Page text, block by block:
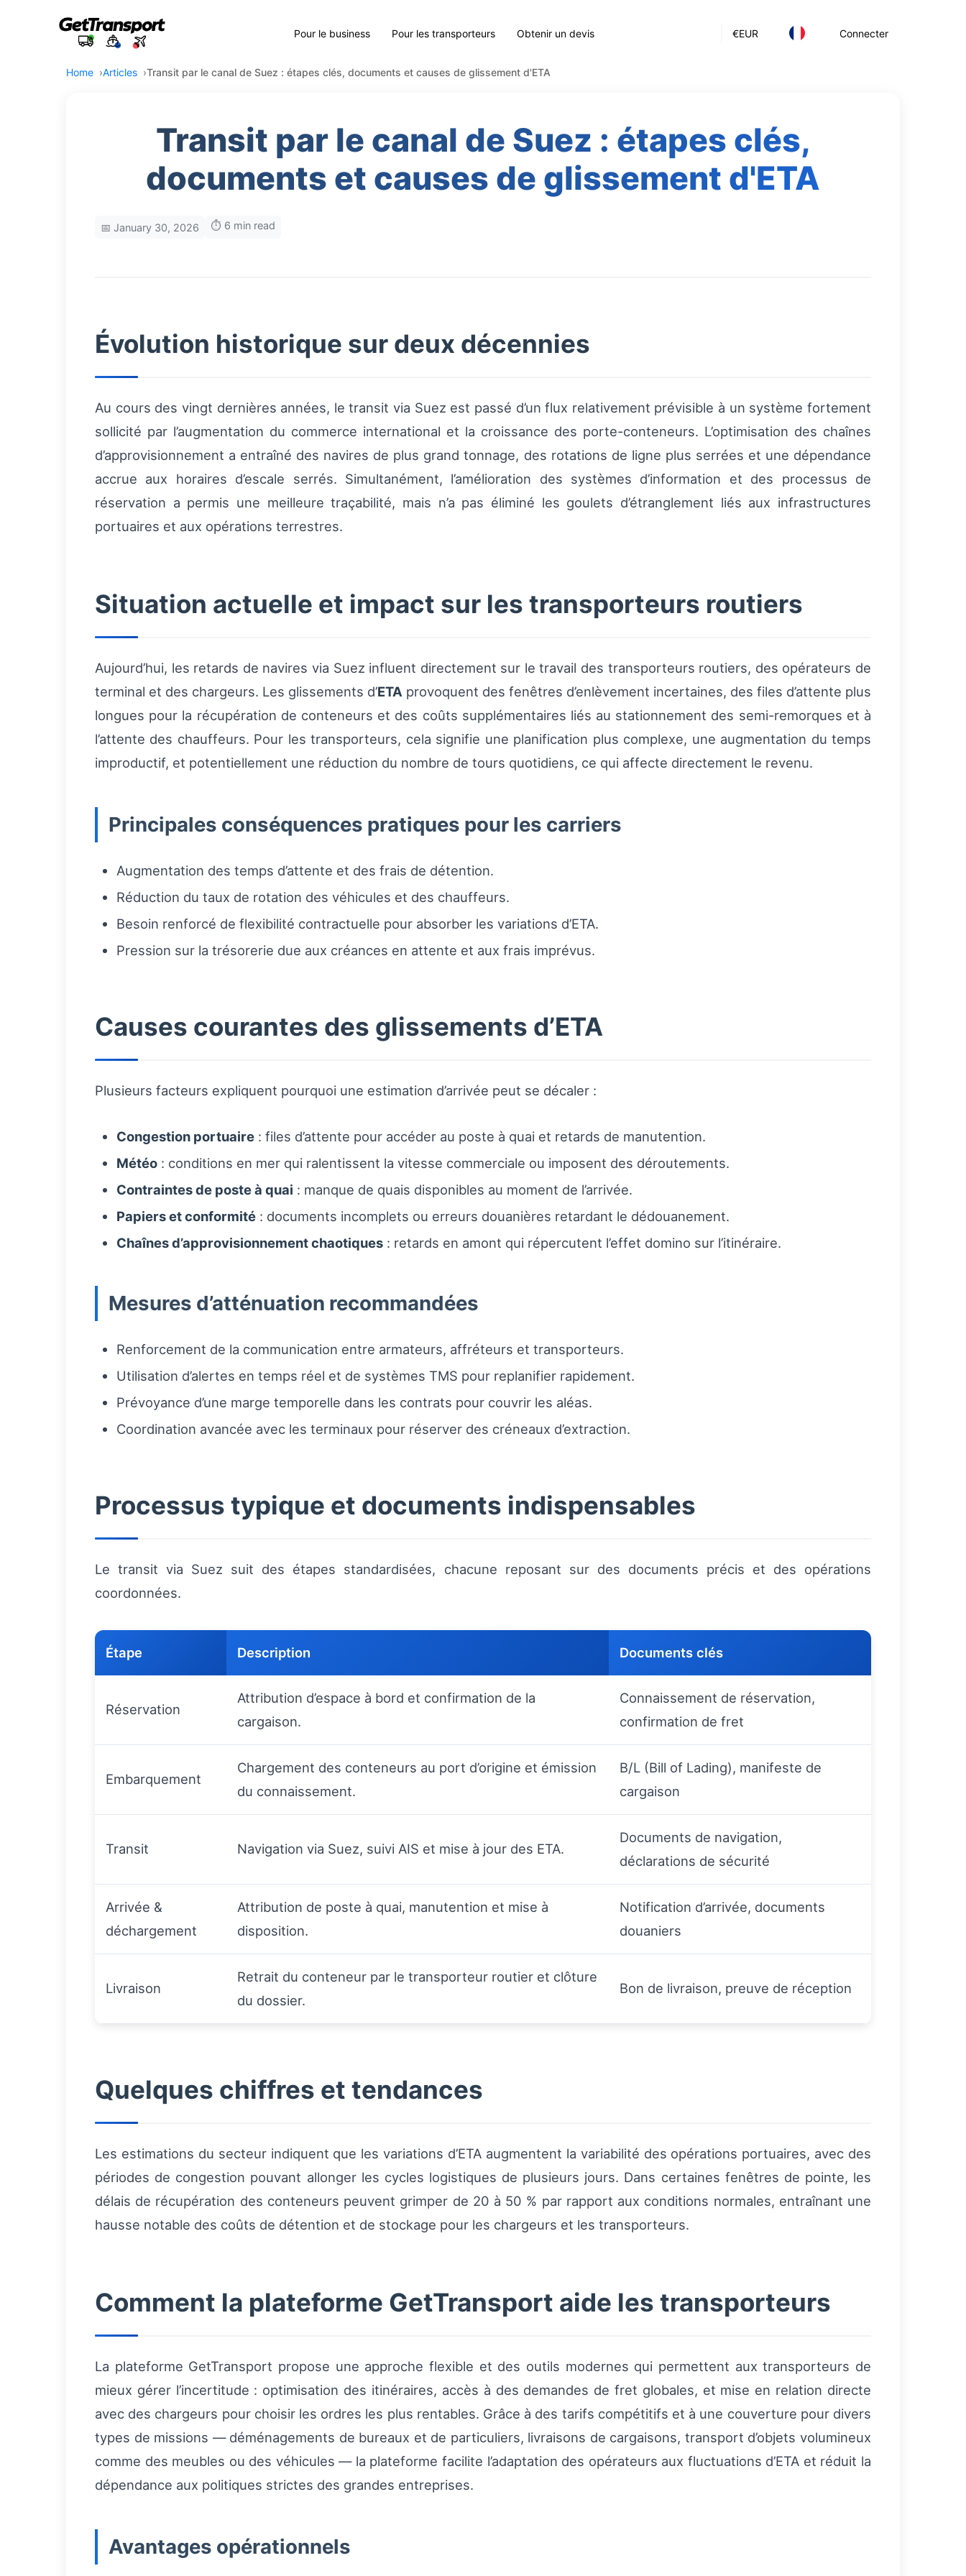
€EUR Connecter
Pour le business Pour les transporteurs Obtenir un devis
Home Articles Transit par le canal de Suez : étapes clés, documents et causes de glissement d'ETA
Transit par le canal de Suez : étapes clés,
documents et causes de glissement d'ETA
📅 January 30, 2026 ⏱️ 6 min read
Évolution historique sur deux décennies
Au cours des vingt dernières années, le transit via Suez est passé d’un flux relativement prévisible à un système fortement
sollicité par l’augmentation du commerce international et la croissance des porte-conteneurs. L’optimisation des chaînes
d’approvisionnement a entraîné des navires de plus grand tonnage, des rotations de ligne plus serrées et une dépendance
accrue aux horaires d’escale serrés. Simultanément, l’amélioration des systèmes d’information et des processus de
réservation a permis une meilleure traçabilité, mais n’a pas éliminé les goulets d’étranglement liés aux infrastructures
portuaires et aux opérations terrestres.
Situation actuelle et impact sur les transporteurs routiers
Aujourd’hui, les retards de navires via Suez influent directement sur le travail des transporteurs routiers, des opérateurs de
terminal et des chargeurs. Les glissements d’ETA provoquent des fenêtres d’enlèvement incertaines, des files d’attente plus
longues pour la récupération de conteneurs et des coûts supplémentaires liés au stationnement des semi-remorques et à
l’attente des chauffeurs. Pour les transporteurs, cela signifie une planification plus complexe, une augmentation du temps
improductif, et potentiellement une réduction du nombre de tours quotidiens, ce qui affecte directement le revenu.
Principales conséquences pratiques pour les carriers
Augmentation des temps d’attente et des frais de détention.
Réduction du taux de rotation des véhicules et des chauffeurs.
Besoin renforcé de flexibilité contractuelle pour absorber les variations d’ETA.
Pression sur la trésorerie due aux créances en attente et aux frais imprévus.
Causes courantes des glissements d’ETA
Plusieurs facteurs expliquent pourquoi une estimation d’arrivée peut se décaler :
Congestion portuaire : files d’attente pour accéder au poste à quai et retards de manutention.
Météo : conditions en mer qui ralentissent la vitesse commerciale ou imposent des déroutements.
Contraintes de poste à quai : manque de quais disponibles au moment de l’arrivée.
Papiers et conformité : documents incomplets ou erreurs douanières retardant le dédouanement.
Chaînes d’approvisionnement chaotiques : retards en amont qui répercutent l’effet domino sur l’itinéraire.
Mesures d’atténuation recommandées
Renforcement de la communication entre armateurs, affréteurs et transporteurs.
Utilisation d’alertes en temps réel et de systèmes TMS pour replanifier rapidement.
Prévoyance d’une marge temporelle dans les contrats pour couvrir les aléas.
Coordination avancée avec les terminaux pour réserver des créneaux d’extraction.
Processus typique et documents indispensables
Le transit via Suez suit des étapes standardisées, chacune reposant sur des documents précis et des opérations
coordonnées.
Étape Description Documents clés
Réservation
Attribution d’espace à bord et confirmation de la
cargaison.
Connaissement de réservation,
confirmation de fret
Embarquement
Chargement des conteneurs au port d’origine et émission
du connaissement.
B/L (Bill of Lading), manifeste de
cargaison
Transit Navigation via Suez, suivi AIS et mise à jour des ETA.
Documents de navigation,
déclarations de sécurité
Arrivée &
déchargement
Attribution de poste à quai, manutention et mise à
disposition.
Notification d’arrivée, documents
douaniers
Livraison
Retrait du conteneur par le transporteur routier et clôture
du dossier.
Bon de livraison, preuve de réception
Quelques chiffres et tendances
Les estimations du secteur indiquent que les variations d’ETA augmentent la variabilité des opérations portuaires, avec des
périodes de congestion pouvant allonger les cycles logistiques de plusieurs jours. Dans certaines fenêtres de pointe, les
délais de récupération des conteneurs peuvent grimper de 20 à 50 % par rapport aux conditions normales, entraînant une
hausse notable des coûts de détention et de stockage pour les chargeurs et les transporteurs.
Comment la plateforme GetTransport aide les transporteurs
La plateforme GetTransport propose une approche flexible et des outils modernes qui permettent aux transporteurs de
mieux gérer l’incertitude : optimisation des itinéraires, accès à des demandes de fret globales, et mise en relation directe
avec des chargeurs pour choisir les ordres les plus rentables. Grâce à des tarifs compétitifs et à une couverture pour divers
types de missions — déménagements de bureaux et de particuliers, livraisons de cargaisons, transport d’objets volumineux
comme des meubles ou des véhicules — la plateforme facilite l’adaptation des opérateurs aux fluctuations d’ETA et réduit la
dépendance aux politiques strictes des grandes entreprises.
Avantages opérationnels